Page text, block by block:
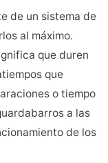
de un sistema de
al máximo.
que duren
que
o tiempo
a las
de los